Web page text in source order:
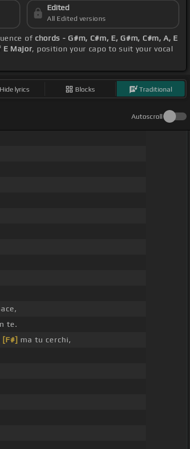
Edited
All Edited versions
of chords - G#m, C#m, E, G#m, C#m, A, E
E Major, position your capo to suit your vocal
Hide lyrics Blocks Traditional
Autoscroll
te.
[F#] ma tu cerchi,